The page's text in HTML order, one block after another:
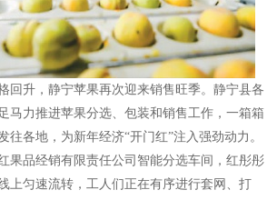
升，静宁苹果再次迎来销售旺季。静宁县各
马力推进苹果分选、包装和销售工作，一箱箱
往各地，为新年经济“开门红”注入强劲动力。
品经销有限责任公司智能分选车间，红彤彤
上匀速流转，工人们正在有序进行套网、打